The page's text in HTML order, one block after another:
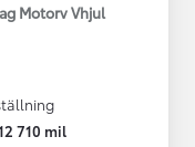
Motorv Vhjul
710 mil